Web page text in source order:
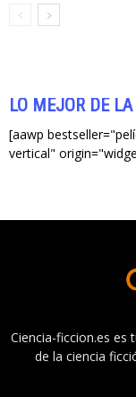
LO MEJOR DE
[aawp
vertical"
Ciencia-ficcion.es es
de la ciencia